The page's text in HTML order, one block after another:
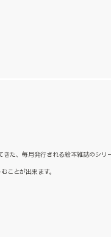
た、毎月発行される絵本雑誌のシリー
ことが出来ます。